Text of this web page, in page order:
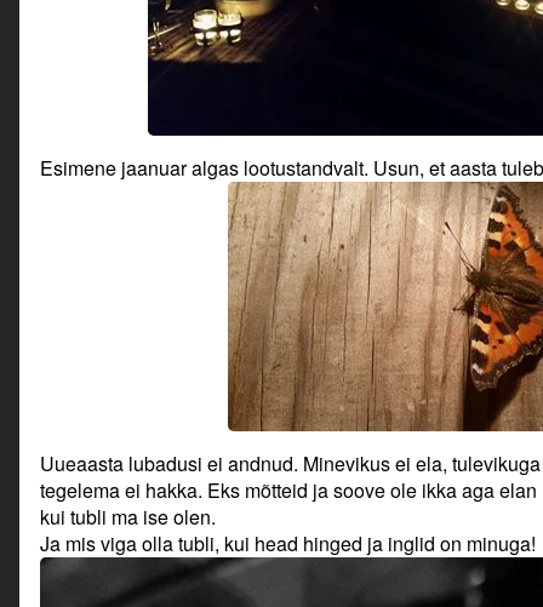
Esimene jaanuar algas lootustandvalt. Usun, et aasta
Uueaasta lubadusi ei andnud. Minevikus ei ela,
tegelema ei hakka. Eks mõtteid ja soove ole ikka aga
kui tubli ma ise olen.
Ja mis viga olla tubli, kui head hinged ja inglid on minuga!